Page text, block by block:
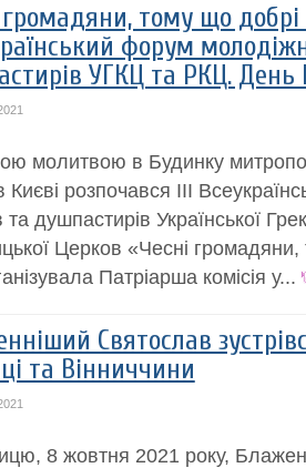
громадяни, тому що добрі
форум
УГКЦ та РКЦ. День
молитвою в Будинку
Києві розпочався IIІ
та душпастирів Української
Церков «Чесні
Патріарша комісія у...
Святослав
та Вінниччини
8 жовтня 2021 року,